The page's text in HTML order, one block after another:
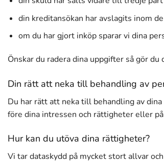
din kreditansökan har avslagits inom
om du har gjort inköp sparar vi dina
Önskar du radera dina uppgifter så gör
Din rätt att neka till behandling av
Du har rätt att neka till behandling av
före dina intressen och rättigheter eller
Hur kan du utöva dina rättigheter?
Vi tar dataskydd på mycket stort allvar